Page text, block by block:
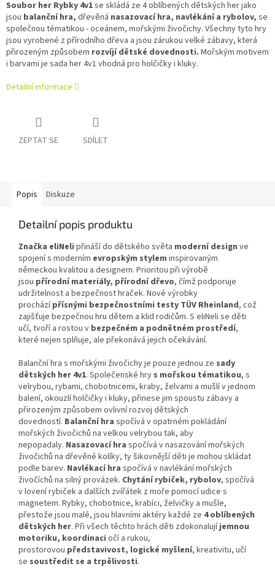
Soubor her Rybky 4v1se skládá ze 4 oblíbených dětských her jako
jsou balanční hra, dřevěná nasazovací hra, navlékání a rybolov, se
společnou tématikou - oceánem, mořskými živočichy. Všechny tyto hry
jsou vyrobené z přírodního dřeva a jsou zárukou velké zábavy, která
přirozeným způsobem rozvíjí dětské dovednosti. Mořským motivem
i barvami je sada her 4v1 vhodná pro holčičky i kluky.
Detailní informace
ZEPTAT SE SDÍLET
Popis Diskuze
Detailní popis produktu
Značka eliNeli přináší do dětského světa moderní design ve
spojení s moderním evropským stylem inspirovaným
německou kvalitou a designem. Prioritou při výrobě
jsou přírodní materiály, přírodní dřevo, čímž podporuje
udržitelnost a bezpečnost hraček. Nové výrobky
procházípřísnými bezpečnostními testy TÜV Rheinland, což
zajišťuje bezpečnou hru dětem a klid rodičům. S eliNeli se děti
učí, tvoří a rostou v bezpečném a podnětném prostředí,
které nejen splňuje, ale překonává jejich očekávání.
Balanční hra s mořskými živočichy je pouze jednou ze sady
dětských her 4v1. Společenské hry s mořskou tématikou, s
velrybou, rybami, chobotnicemi, kraby, želvami a mušlí v jednom
balení, okouzlí holčičky i kluky, přinese jim spoustu zábavy a
přirozeným způsobem ovlivní rozvoj dětských
dovedností. Balanční hra spočívá v opatrném pokládání
mořských živočichů na velkou velrybou tak, aby
nepopadaly. Nasazovací hra spočívá v nasazování mořských
živočichů na dřevěné kolíky, ty šikovnější děti je mohou skládat
podle barev. Navlékací hra spočívá v navlékání mořských
živočíchů na silný provázek. Chytání rybiček, rybolov, spočívá
v lovení rybiček a dalších zvířátek z moře pomocí udice s
magnetem. Rybky, chobotnice, krabíci, želvičky a mušle,
přestože jsou malé, jsou hlavními aktéry každé ze 4 oblíbených
dětských her. Při všech těchto hrách děti zdokonalujíjemnou
motoriku, koordinaci očí a rukou,
prostorovou představivost, logické myšlení, kreativitu, učí
se soustředit se a trpělivosti.